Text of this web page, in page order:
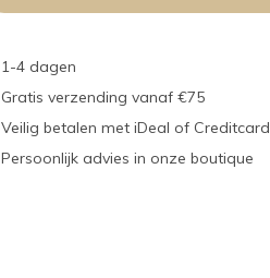
1-4 dagen
Gratis verzending vanaf €75
Veilig betalen met iDeal of Creditcard
Persoonlijk advies in onze boutique